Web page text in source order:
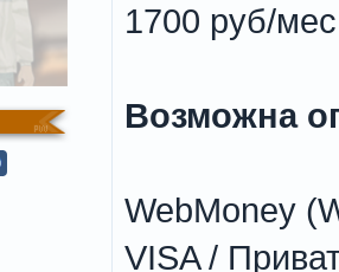
1700 руб/мес
Возможна
WebMoney
VISA /